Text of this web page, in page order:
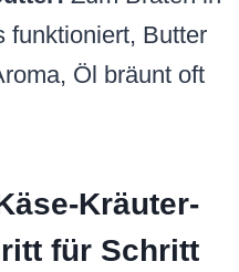
funktioniert, Butter
Öl bräunt oft
Kräuter-
für Schritt